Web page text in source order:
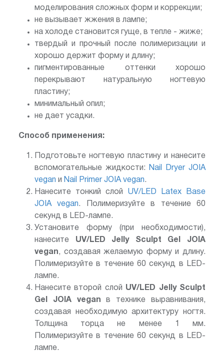
моделирования сложных форм и коррекции;
не вызывает жжения в лампе;
на холоде становится гуще, в тепле - жиже;
твердый и прочный после полимеризации и
хорошо держит форму и длину;
пигментированные оттенки хорошо
перекрывают натуральную ногтевую
пластину;
минимальный опил;
не дает усадки.
Способ применения:
Подготовьте ногтевую пластину и нанесите
вспомогательные жидкости:
Nail Dryer JOIA
vegan и Nail Primer JOIA vegan.
Нанесите тонкий слой UV/LED Latex Base
JOIA vegan. Полимеризуйте в течение 60
секунд в LED-лампе.
Установите форму (при необходимости),
нанесите UV/LED Jelly Sculpt Gel JOIA
vegan, создавая желаемую форму и длину.
Полимеризуйте в течение 60 секунд в LED-
лампе.
Нанесите второй слой UV/LED Jelly Sculpt
Gel JOIA vegan в технике выравнивания,
создавая необходимую архитектуру ногтя.
Толщина торца не менее 1 мм.
Полимеризуйте в течение 60 секунд в LED-
лампе.